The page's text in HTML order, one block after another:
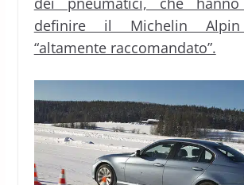
definire il Michelin
“altamente raccomandato”.